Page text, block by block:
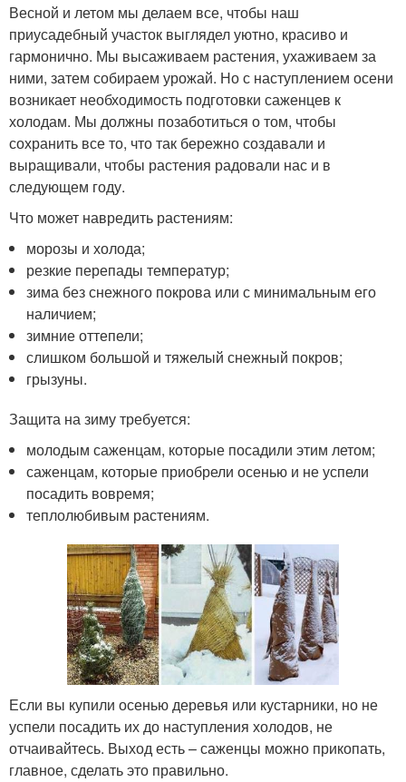
Весной и летом мы делаем все, чтобы наш
приусадебный участок выглядел уютно, красиво и
гармонично. Мы высаживаем растения, ухаживаем за
ними, затем собираем урожай. Но с наступлением осени
возникает необходимость подготовки саженцев к
холодам. Мы должны позаботиться о том, чтобы
сохранить все то, что так бережно создавали и
выращивали, чтобы растения радовали нас и в
следующем году.
Что может навредить растениям:
морозы и холода;
резкие перепады температур;
зима без снежного покрова или с минимальным его
наличием;
зимние оттепели;
слишком большой и тяжелый снежный покров;
грызуны.
Защита на зиму требуется:
молодым саженцам, которые посадили этим летом;
саженцам, которые приобрели осенью и не успели
посадить вовремя;
теплолюбивым растениям.
Если вы купили осенью деревья или кустарники, но не
успели посадить их до наступления холодов, не
отчаивайтесь. Выход есть – саженцы можно прикопать,
главное, сделать это правильно.